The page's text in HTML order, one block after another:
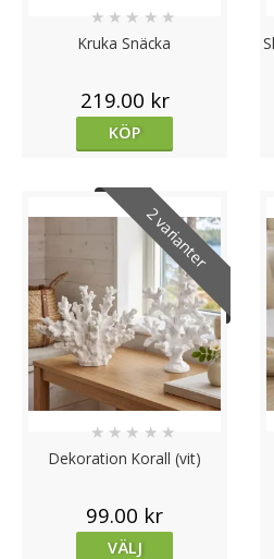
Kruka Snäcka
★ ★ ★ ★ ★
219.00 kr
KÖP
2 varianter
Dekoration Korall (vit)
★ ★ ★ ★ ★
99.00 kr
VÄLJ